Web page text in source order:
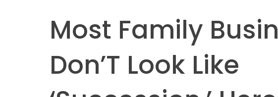
Most Family
Don’T Look Like